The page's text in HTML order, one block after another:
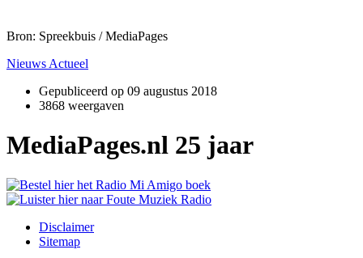
Bron: Spreekbuis / MediaPages
Nieuws Actueel
Gepubliceerd op 09 augustus 2018
3868 weergaven
MediaPages.nl 25 jaar
Disclaimer
Sitemap